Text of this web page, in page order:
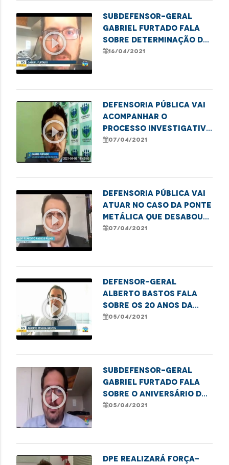
play_circle_outline
Subdefensor-geral
Gabriel Furtado fala
sobre determinação da
ANS sobre teste de
16/04/2021
play_circle_outline
Defensoria Pública vai
acompanhar o
processo investigativo
sobre queda da ponte
07/04/2021
play_circle_outline
Defensoria Pública vai
atuar no caso da ponte
metálica que desabou
na cidade de Bacabal
07/04/2021
play_circle_outline
Defensor-geral
Alberto Bastos fala
sobre os 20 anos da
Defensoria Pública
05/04/2021
play_circle_outline
Subdefensor-geral
Gabriel Furtado fala
sobre o aniversário da
Defensoria Pública
05/04/2021
DPE realizará força-